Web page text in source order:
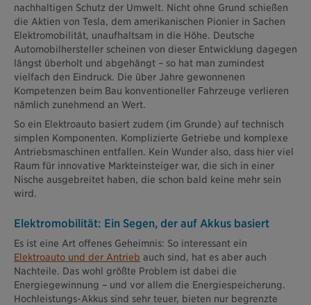
nachhaltigen Schutz der Umwelt. Nicht ohne Grund schießen
die Aktien von Tesla, dem amerikanischen Pionier in Sachen
Elektromobilität, unaufhaltsam in die Höhe. Deutsche
Automobilhersteller scheinen von dieser Entwicklung dagegen
längst überholt und abgehängt – so hat man zumindest
vielfach den Eindruck. Die über Jahre gewonnenen
Kompetenzen beim Bau konventioneller Fahrzeuge verlieren
nämlich zunehmend an Wert.
So ein Elektroauto basiert zudem (im Grunde) auf technisch
simplen Komponenten. Komplizierte Getriebe und komplexe
Antriebsmaschinen entfallen. Kein Wunder also, dass hier viel
Raum für innovative Markteinsteiger war, die sich in einer
Nische ausgebreitet haben, die schon bald keine mehr sein
wird.
Elektromobilität: Ein Segen, der auf Akkus basiert
Es ist eine Art offenes Geheimnis: So interessant ein
Elektroauto und der Antrieb auch sind, hat es aber auch
Nachteile. Das wohl größte Problem ist dabei die
Energiegewinnung – und vor allem die Energiespeicherung.
Hochleistungs-Akkus sind sehr teuer, bieten nur begrenzte